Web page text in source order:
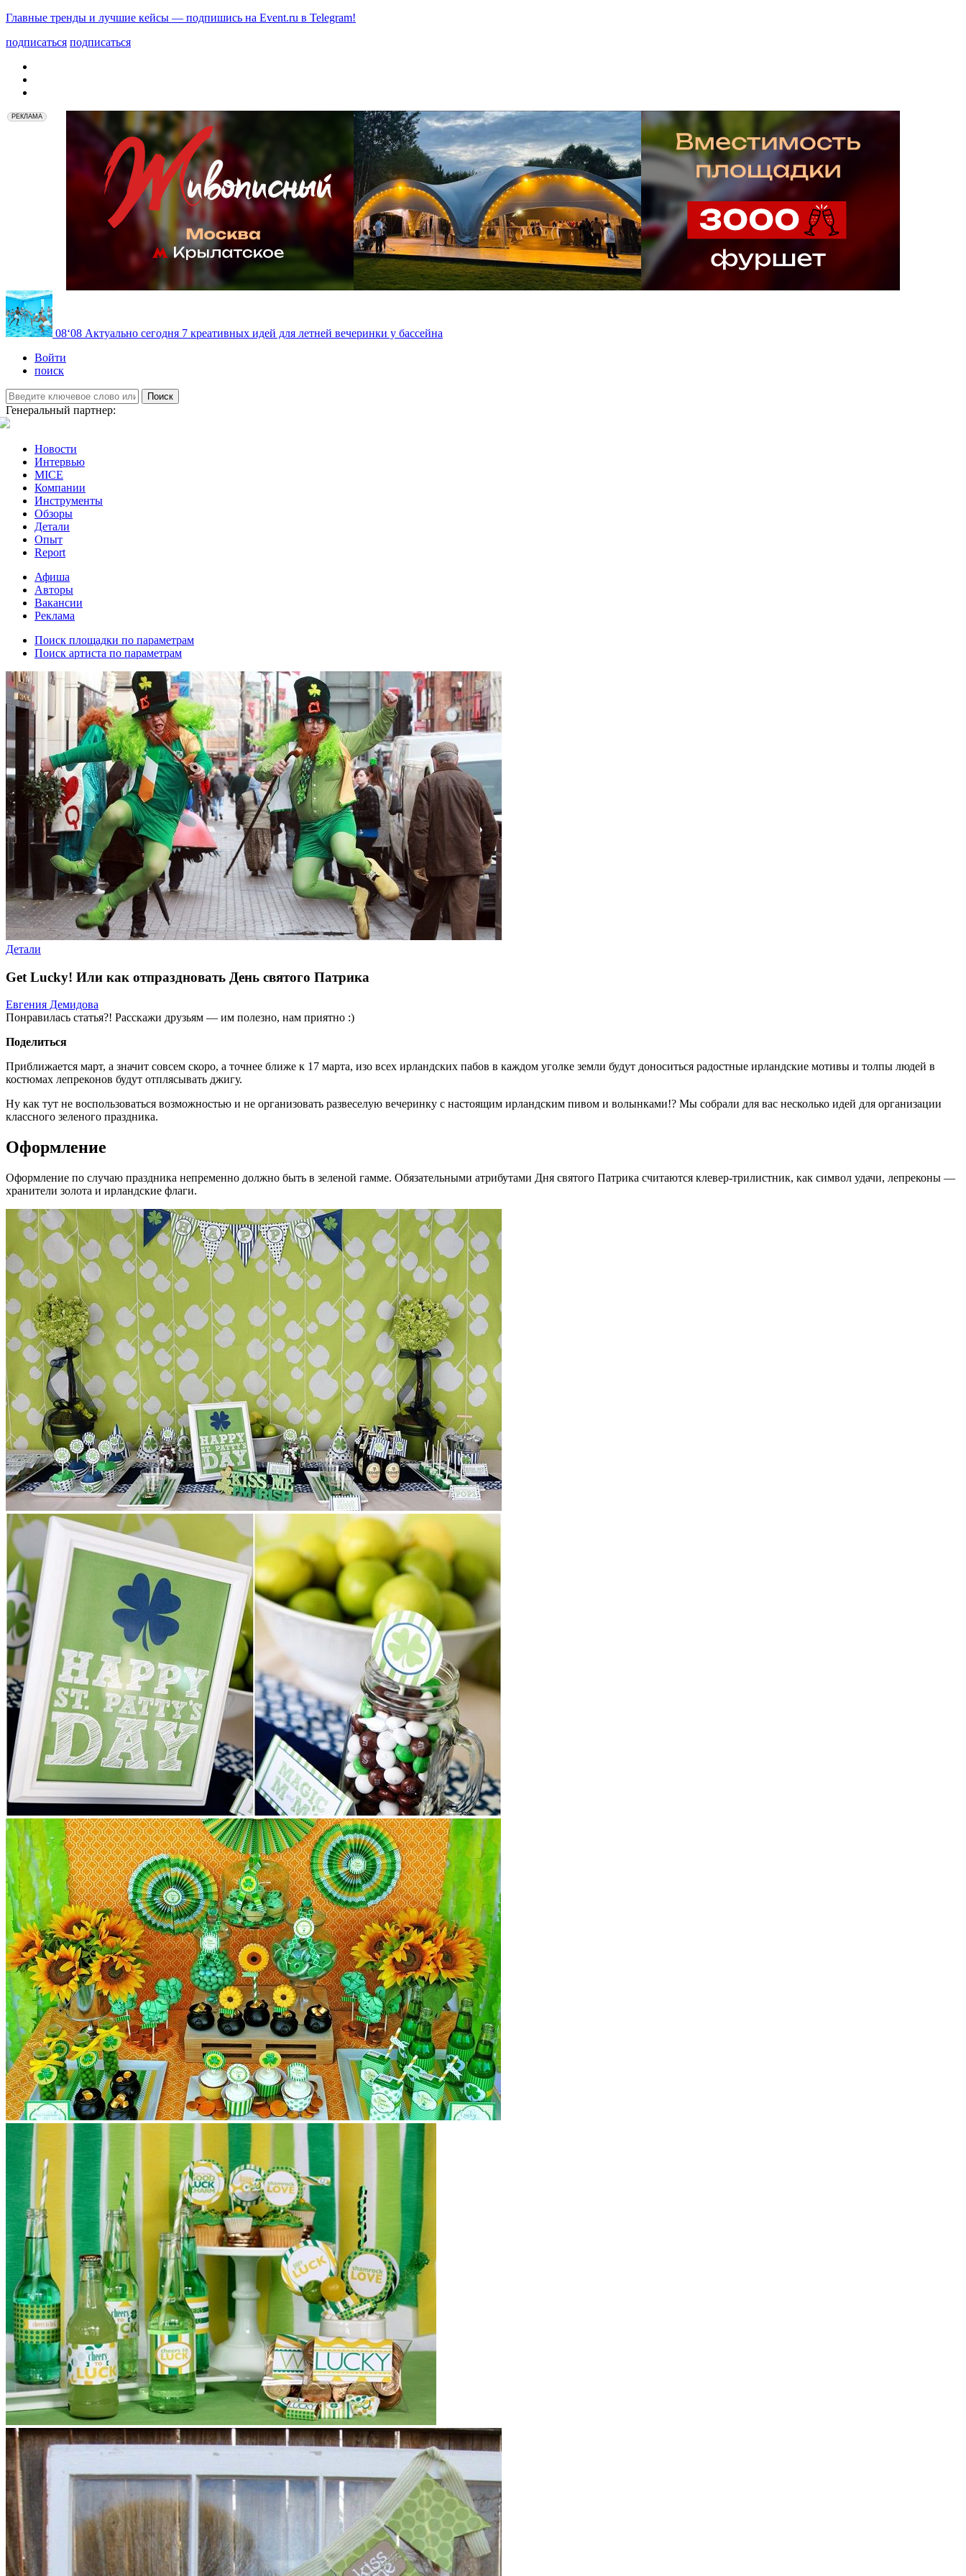
Главные тренды и лучшие кейсы — подпишись на Event.ru в Telegram!
подписаться подписаться
РЕКЛАМА
08‘08 Актуально сегодня 7 креативных идей для летней вечеринки у бассейна
Войти
поиск
Поиск
Генеральный партнер:
Новости
Интервью
MICE
Компании
Инструменты
Обзоры
Детали
Опыт
Report
Афиша
Авторы
Вакансии
Реклама
Поиск площадки по параметрам
Поиск артиста по параметрам
Детали
Get Lucky! Или как отпраздновать День святого Патрика
Евгения Демидова
Понравилась статья?! Расскажи друзьям — им полезно, нам приятно :)
Поделиться
Приближается март, а значит совсем скоро, а точнее ближе к 17 марта, изо всех ирландских пабов в каждом уголке земли будут доноситься радостные ирландские мотивы и толпы людей в
костюмах лепреконов будут отплясывать джигу.
Ну как тут не воспользоваться возможностью и не организовать развеселую вечеринку с настоящим ирландским пивом и волынками!? Мы собрали для вас несколько идей для организации
классного зеленого праздника.
Оформление
Оформление по случаю праздника непременно должно быть в зеленой гамме. Обязательными атрибутами Дня святого Патрика считаются клевер-трилистник, как символ удачи, лепреконы —
хранители золота и ирландские флаги.